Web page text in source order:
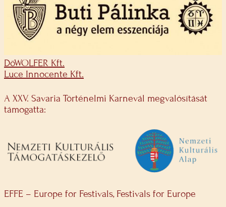
DöWOLFER Kft.
Luce Innocente Kft.
A XXV. Savaria Történelmi Karnevál megvalósítását
támogatta:
EFFE – Europe for Festivals, Festivals for Europe